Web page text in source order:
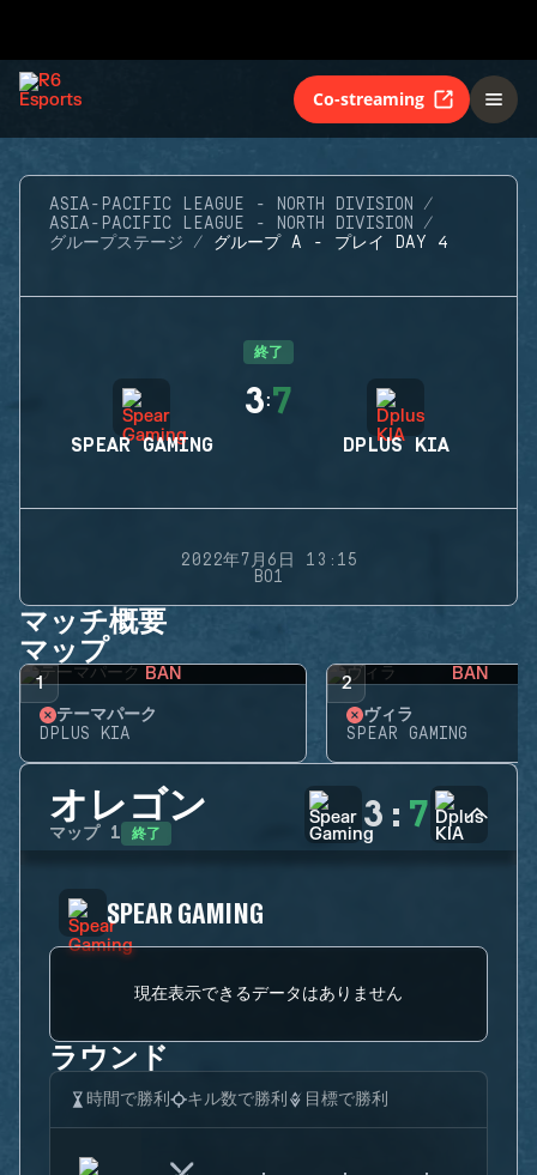
Co-streaming
ASIA-PACIFIC LEAGUE - NORTH DIVISION
ASIA-PACIFIC LEAGUE - NORTH DIVISION
グループステージ
グループ A - プレイ DAY 4
終了
SPEAR GAMING
3:7
DPLUS KIA
2022年7月6日 13:15
BO1
マッチ概要
マップ
1 BAN
テーマパーク
DPLUS KIA
2 BAN
ヴィラ
SPEAR GAMING
オレゴン
マップ 1 終了 3 : 7
SPEAR GAMING
現在表示できるデータはありません
ラウンド
時間で勝利 キル数で勝利 目標で勝利